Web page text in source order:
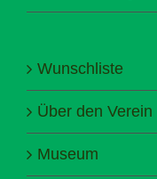
Wunschliste
Über den Verein
Museum